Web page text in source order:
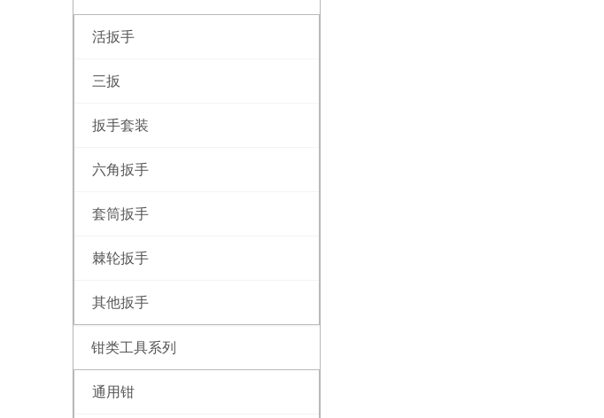
活扳手
三扳
扳手套装
六角扳手
套筒扳手
棘轮扳手
其他扳手
钳类工具系列
通用钳